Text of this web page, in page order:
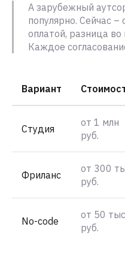
А зарубежный
популярно. Сейчас
оплатой, разница
Каждое
Вариант
Студия
от 1 млн
руб.
Фриланс
от 300
руб.
No-code
от 50 тыс
руб.